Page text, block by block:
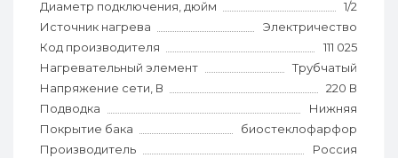
Диаметр подключения, дюйм
1/2
Источник нагрева
Электричество
Код производителя
111 025
Нагревательный элемент
Трубчатый
Напряжение сети, В
220 В
Подводка
Нижняя
Покрытие бака
биостеклофарфор
Производитель
Россия